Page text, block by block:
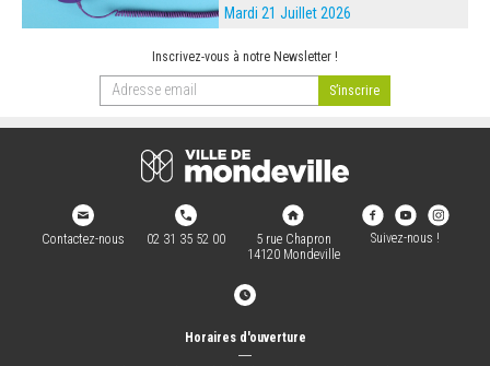
Mardi 21 Juillet 2026
Inscrivez-vous à notre Newsletter !
Contactez-nous 02 31 35 52 00
5 rue Chapron
14120 Mondeville
Suivez-nous !
Horaires d'ouverture
―